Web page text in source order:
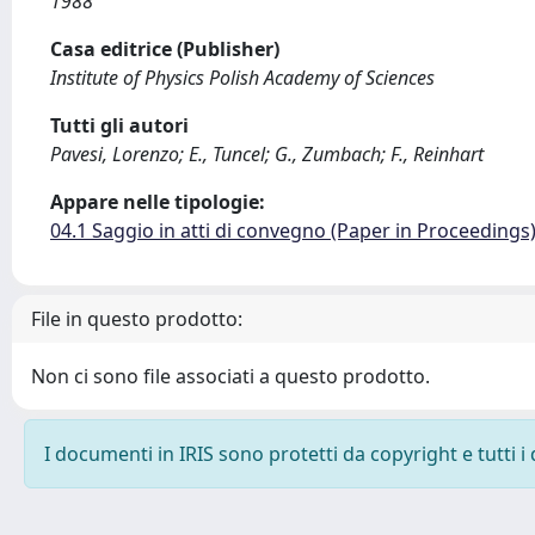
Casa editrice (Publisher)
Institute of Physics Polish Academy of Sciences
Tutti gli autori
Pavesi, Lorenzo; E., Tuncel; G., Zumbach; F., Reinhart
Appare nelle tipologie:
04.1 Saggio in atti di convegno (Paper in Proceedings)
File in questo prodotto:
Non ci sono file associati a questo prodotto.
I documenti in IRIS sono protetti da copyright e tutti